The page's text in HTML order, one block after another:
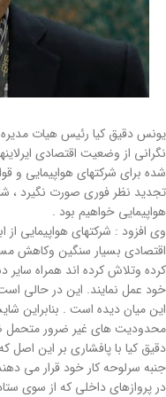
یونس دقیق کیا رئیس هیات مدیره
نگرانی از وضعیت اقتصادی
شده براي شرکتهای هواپیمایی
تجدید نظر فوری صورت نگيرد ،
هواپيمايي خواهیم بود .
وی افزود : شرکتهای هواپیمایی از
اقتصادي بسيار سنگين وكاهش
كرده وتلاش كرده اند همراه
خود عمل نمايند. این در حالی
این میان دیده است . بنابراین
محدوديت هاي غير ضرور متحمل
دقیق کیا با پافشاری بر این اصل
در پروازهای داخلی که از سوی